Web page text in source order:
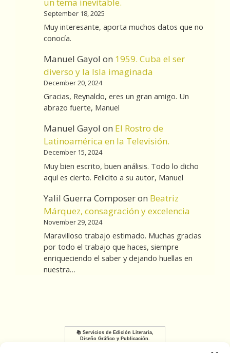
September 18, 2025
Muy interesante, aporta muchos datos que no
conocía.
Manuel Gayol on 1959. Cuba el ser
diverso y la Isla imaginada
December 20, 2024
Gracias, Reynaldo, eres un gran amigo. Un
abrazo fuerte, Manuel
Manuel Gayol on El Rostro de
Latinoamérica en la Televisión.
December 15, 2024
Muy bien escrito, buen análisis. Todo lo dicho
aquí es cierto. Felicito a su autor, Manuel
Yalil Guerra Composeron Beatriz
Márquez, consagración y excelencia
November 29, 2024
Maravilloso trabajo estimado. Muchas gracias
por todo el trabajo que haces, siempre
enriqueciendo el saber y dejando huellas en
nuestra…
📚 Servicios de Edición Literaria,
Diseño Gráfico y Publicación.